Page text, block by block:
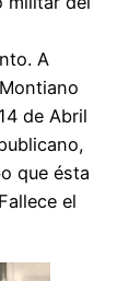
A
de Abril
que ésta
el